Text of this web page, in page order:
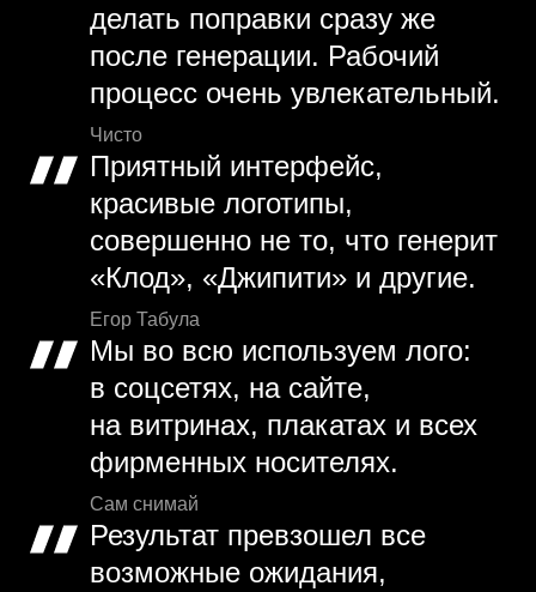
делать поправки сразу же
после генерации. Рабочий
процесс очень увлекательный.
Чисто
Приятный интерфейс,
красивые логотипы,
совершенно не то, что генерит
«Клод», «Джипити» и другие.
Егор Табула
Мы во всю используем лого:
в соцсетях, на сайте,
на витринах, плакатах и всех
фирменных носителях.
Сам снимай
Результат превзошел все
возможные ожидания,